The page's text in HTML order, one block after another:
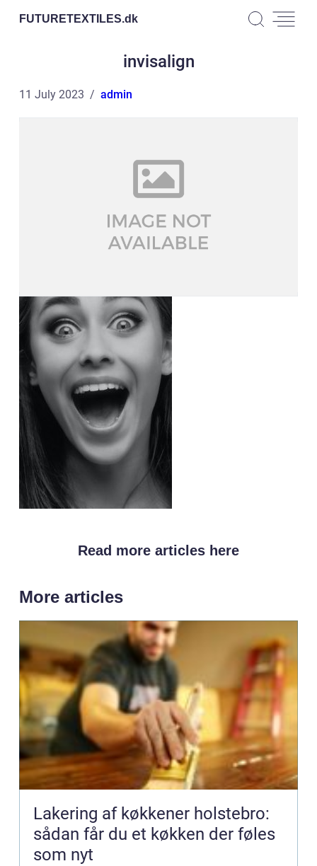
FUTURETEXTILES.dk
invisalign
11 July 2023 admin
Read more articles here
More articles
Lakering af køkkener holstebro:
sådan får du et køkken der føles
som nyt